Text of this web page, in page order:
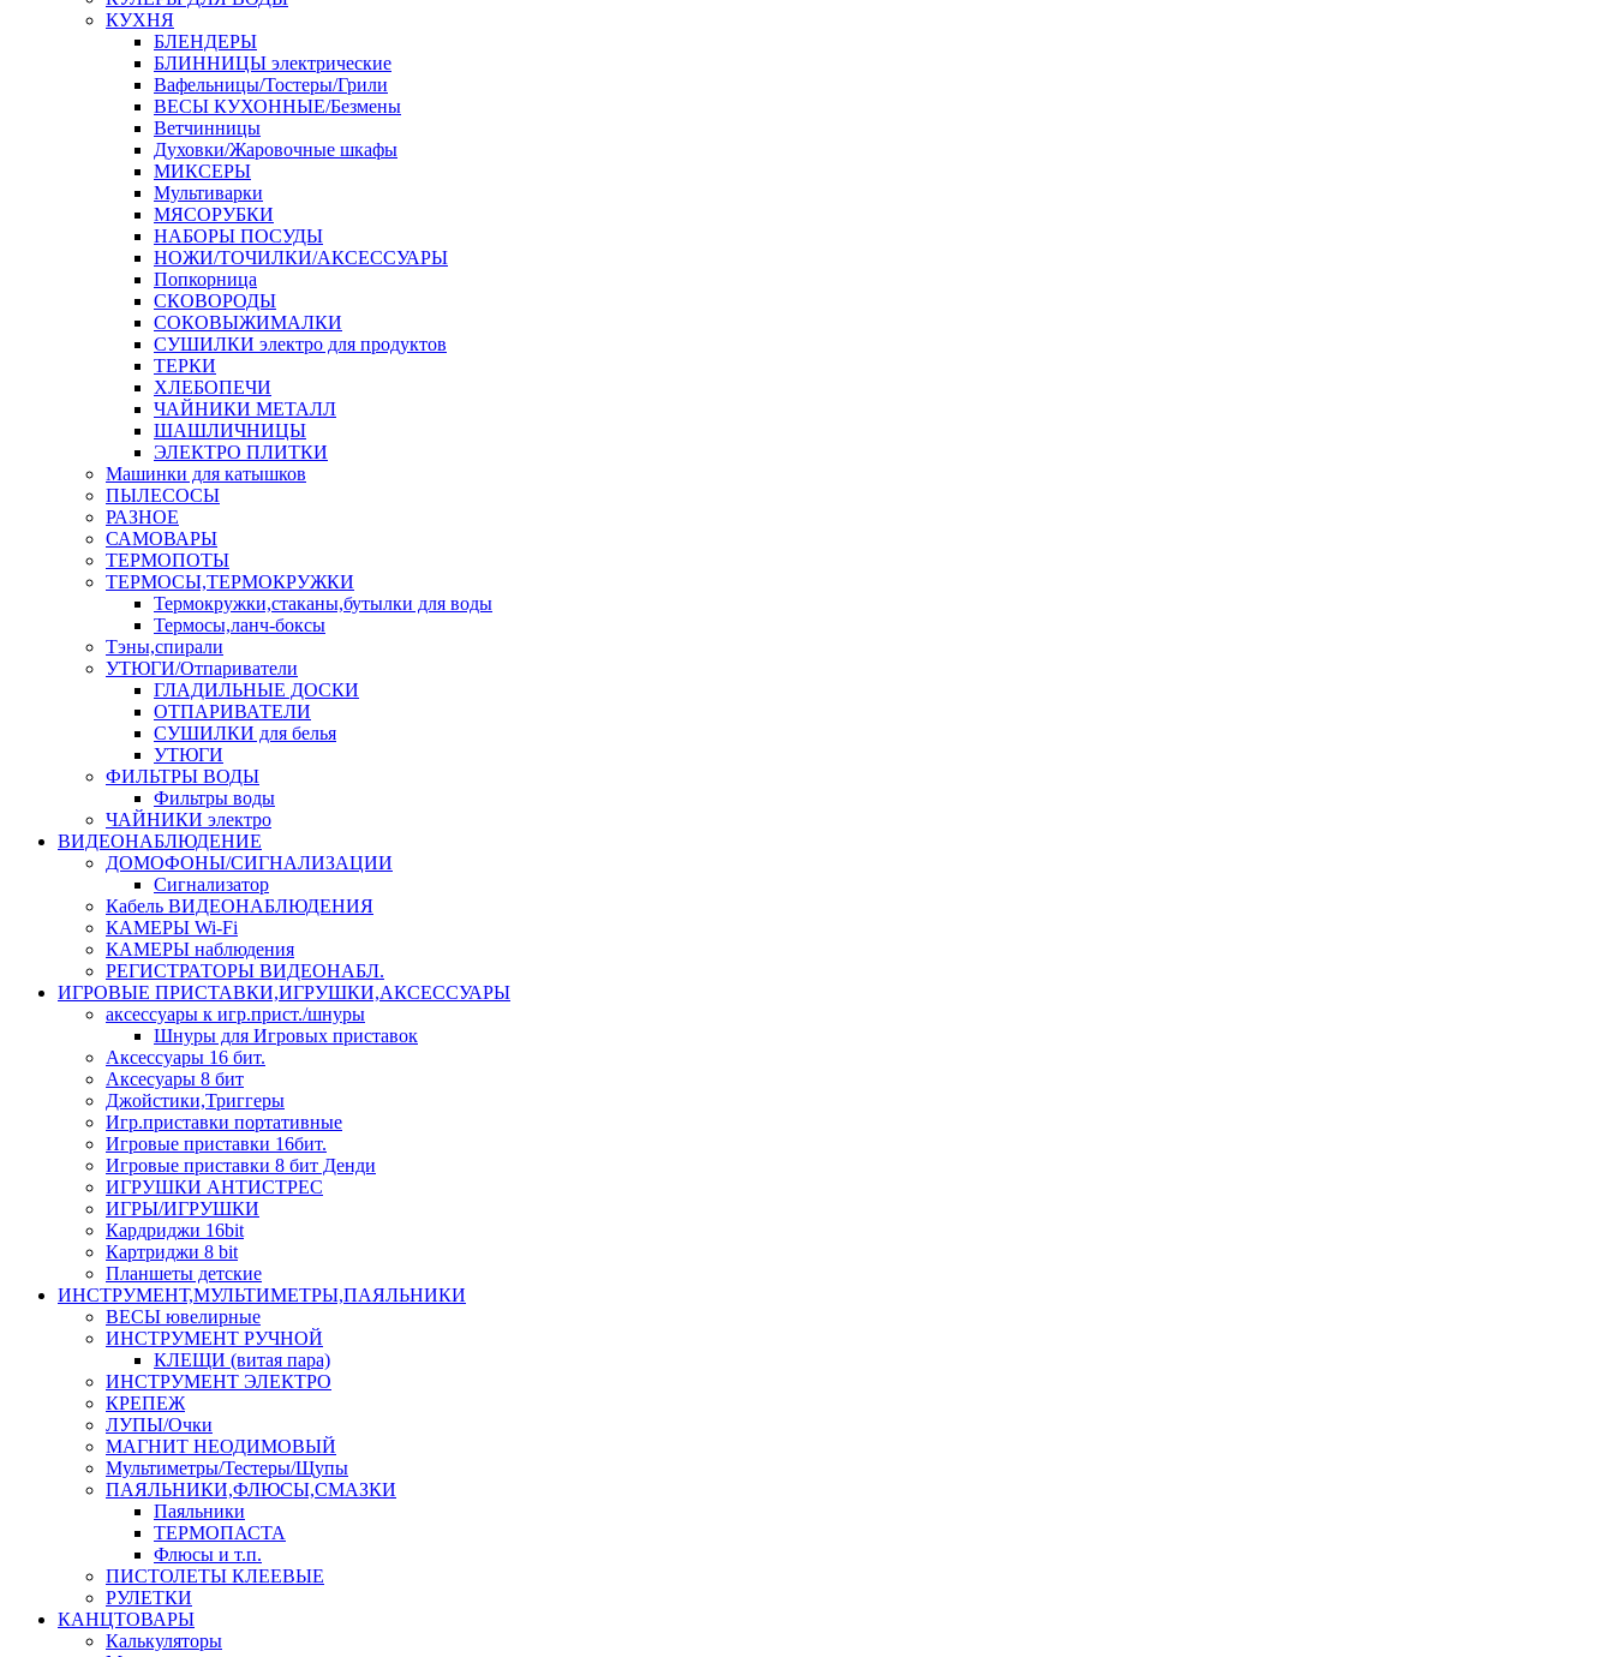
КУХНЯ
БЛЕНДЕРЫ
БЛИННИЦЫ электрические
Вафельницы/Тостеры/Грили
ВЕСЫ КУХОННЫЕ/Безмены
Ветчинницы
Духовки/Жаровочные шкафы
МИКСЕРЫ
Мультиварки
МЯСОРУБКИ
НАБОРЫ ПОСУДЫ
НОЖИ/ТОЧИЛКИ/АКСЕССУАРЫ
Попкорница
СКОВОРОДЫ
СОКОВЫЖИМАЛКИ
СУШИЛКИ электро для продуктов
ТЕРКИ
ХЛЕБОПЕЧИ
ЧАЙНИКИ МЕТАЛЛ
ШАШЛИЧНИЦЫ
ЭЛЕКТРО ПЛИТКИ
Машинки для катышков
ПЫЛЕСОСЫ
РАЗНОЕ
САМОВАРЫ
ТЕРМОПОТЫ
ТЕРМОСЫ,ТЕРМОКРУЖКИ
Термокружки,стаканы,бутылки для воды
Термосы,ланч-боксы
Тэны,спирали
УТЮГИ/Отпариватели
ГЛАДИЛЬНЫЕ ДОСКИ
ОТПАРИВАТЕЛИ
СУШИЛКИ для белья
УТЮГИ
ФИЛЬТРЫ ВОДЫ
Фильтры воды
ЧАЙНИКИ электро
ВИДЕОНАБЛЮДЕНИЕ
ДОМОФОНЫ/СИГНАЛИЗАЦИИ
Сигнализатор
Кабель ВИДЕОНАБЛЮДЕНИЯ
КАМЕРЫ Wi-Fi
КАМЕРЫ наблюдения
РЕГИСТРАТОРЫ ВИДЕОНАБЛ.
ИГРОВЫЕ ПРИСТАВКИ,ИГРУШКИ,АКСЕССУАРЫ
аксесcуары к игр.прист./шнуры
Шнуры для Игровых приставок
Аксессуары 16 бит.
Аксесуары 8 бит
Джойстики,Триггеры
Игр.приставки портативные
Игровые приставки 16бит.
Игровые приставки 8 бит Денди
ИГРУШКИ АНТИСТРЕС
ИГРЫ/ИГРУШКИ
Кардриджи 16bit
Картриджи 8 bit
Планшеты детские
ИНСТРУМЕНТ,МУЛЬТИМЕТРЫ,ПАЯЛЬНИКИ
ВЕСЫ ювелирные
ИНСТРУМЕНТ РУЧНОЙ
КЛЕЩИ (витая пара)
ИНСТРУМЕНТ ЭЛЕКТРО
КРЕПЕЖ
ЛУПЫ/Очки
МАГНИТ НЕОДИМОВЫЙ
Мультиметры/Тестеры/Щупы
ПАЯЛЬНИКИ,ФЛЮСЫ,СМАЗКИ
Паяльники
ТЕРМОПАСТА
Флюсы и т.п.
ПИСТОЛЕТЫ КЛЕЕВЫЕ
РУЛЕТКИ
КАНЦТОВАРЫ
Калькуляторы